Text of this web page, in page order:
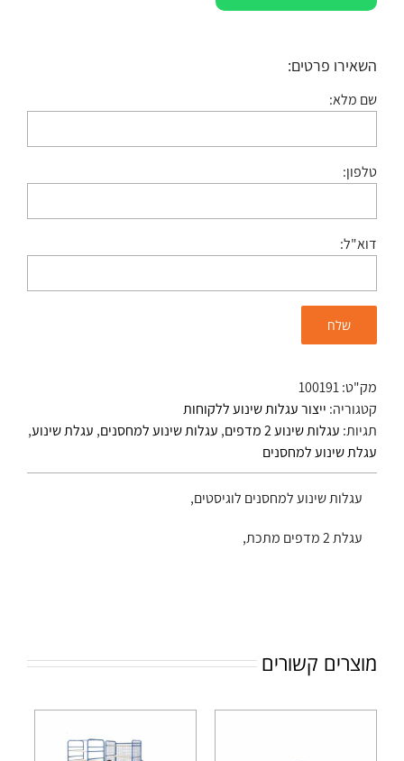
השאירו פרטים:
שם מלא:
טלפון:
דוא"ל:
מק"ט:100191
קטגוריה: ייצור עגלות שינוע ללקוחות
תגיות: עגלות שינוע 2 מדפים , עגלות שינוע למחסנים, עגלת שינוע,
עגלת שינוע למחסנים
עגלות שינוע למחסנים לוגיסטים,
עגלת 2 מדפים מתכת,
מוצרים קשורים